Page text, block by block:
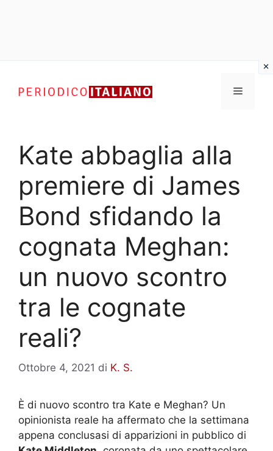
contenuto
Menu
Kate abbaglia alla
premiere di James
Bond sfidando la
cognata Meghan:
un nuovo scontro
tra le cognate
reali?
Ottobre 4, 2021 di K. S.
È di nuovo scontro tra Kate e Meghan? Un
opinionista reale ha affermato che la settimana
appena conclusasi di apparizioni in pubblico di